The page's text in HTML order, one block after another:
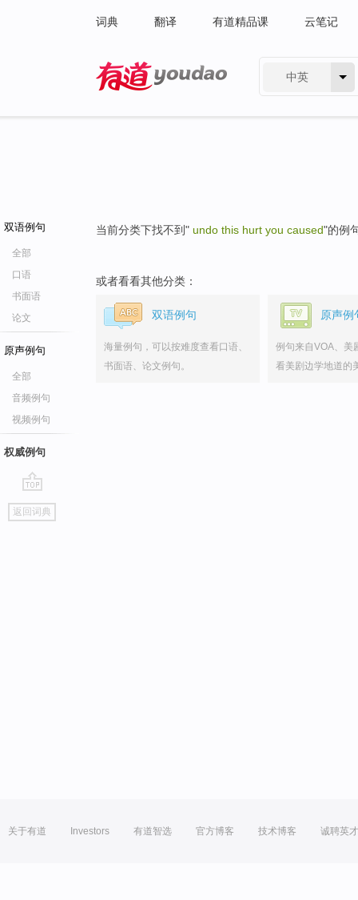
词典 翻译 有道精品课 云笔记
中英
双语例句
全部
口语
书面语
论文
原声例句
全部
音频例句
视频例句
权威例句
go
top
返回词典
当前分类下找不到" undo this hurt you caused"的例
或者看看其他分类：
双语例句
海量例句，可以按难度查看口语、
书面语、论文例句。
原声例
例句来自VOA、美
看美剧边学地道的
关于有道 Investors 有道智选 官方博客 技术博客 诚聘英才